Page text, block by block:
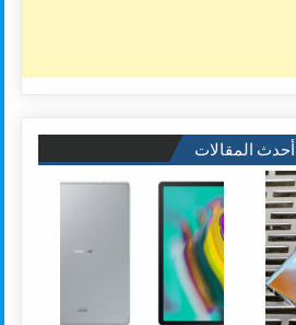
أحدث المقالات